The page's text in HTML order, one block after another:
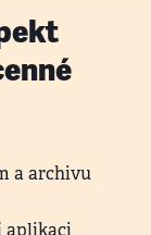
a archivu
aplikaci